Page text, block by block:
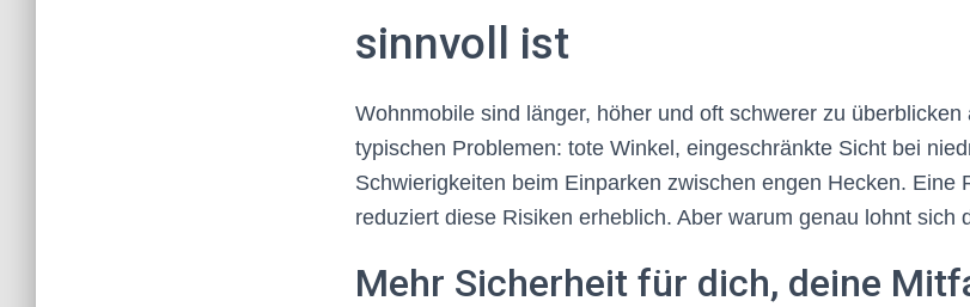
sinnvoll ist
Wohnmobile sind länger, höher und oft schwerer zu
typischen Problemen: tote Winkel, eingeschränkte Sicht bei
Schwierigkeiten beim Einparken zwischen engen Hecken. Eine
reduziert diese Risiken erheblich. Aber warum genau lohnt sich
Mehr Sicherheit für dich, deine